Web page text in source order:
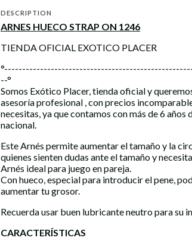
DESCRIPTION
ARNES HUECO STRAP ON 1246
TIENDA OFICIAL EXOTICO PLACER
--°
Somos Exótico Placer, tienda oficial y
asesoría profesional , con precios
necesitas, ya que contamos con más de 6 años
nacional.
Este Arnés permite aumentar el tamaño y la
quienes sienten dudas ante el tamaño y
Arnés ideal para juego en pareja.
Con hueco, especial para introducir el pene,
aumentar tu grosor.
Recuerda usar buen lubricante neutro para su
CARACTERÍSTICAS